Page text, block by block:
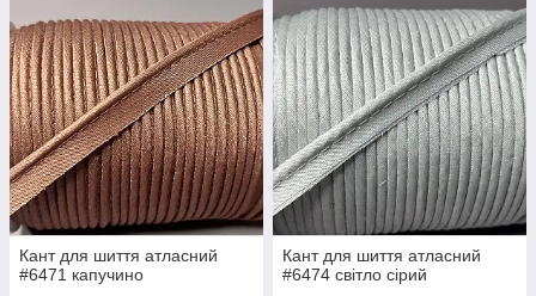
Кант для шиття атласний
#6471 капучино
Кант для шиття атласний
#6474 світло сірий